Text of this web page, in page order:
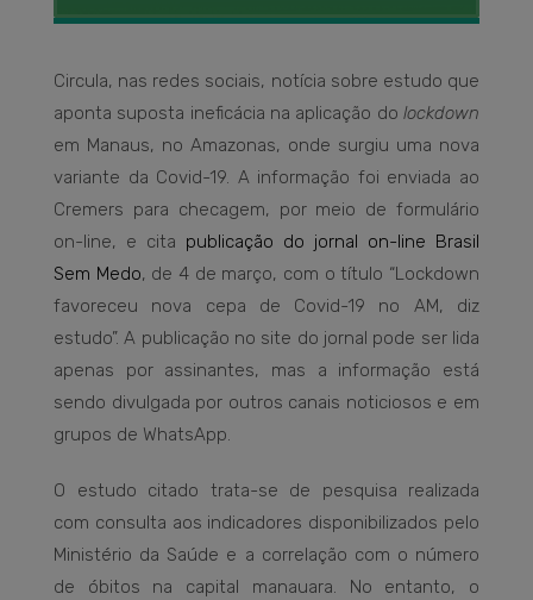
Circula, nas redes sociais, notícia sobre estudo que
aponta suposta ineficácia na aplicação do lockdown
em Manaus, no Amazonas, onde surgiu uma nova
variante da Covid-19. A informação foi enviada ao
Cremers para checagem, por meio de formulário
on-line, e cita publicação do jornal on-line Brasil
Sem Medo, de 4 de março, com o título “Lockdown
favoreceu nova cepa de Covid-19 no AM, diz
estudo”. A publicação no site do jornal pode ser lida
apenas por assinantes, mas a informação está
sendo divulgada por outros canais noticiosos e em
grupos de WhatsApp.
O estudo citado trata-se de pesquisa realizada
com consulta aos indicadores disponibilizados pelo
Ministério da Saúde e a correlação com o número
de óbitos na capital manauara. No entanto, o